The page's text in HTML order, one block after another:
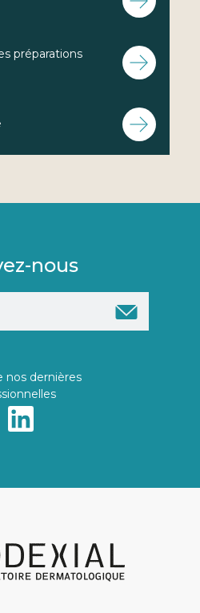
préparations
nous
nos dernières